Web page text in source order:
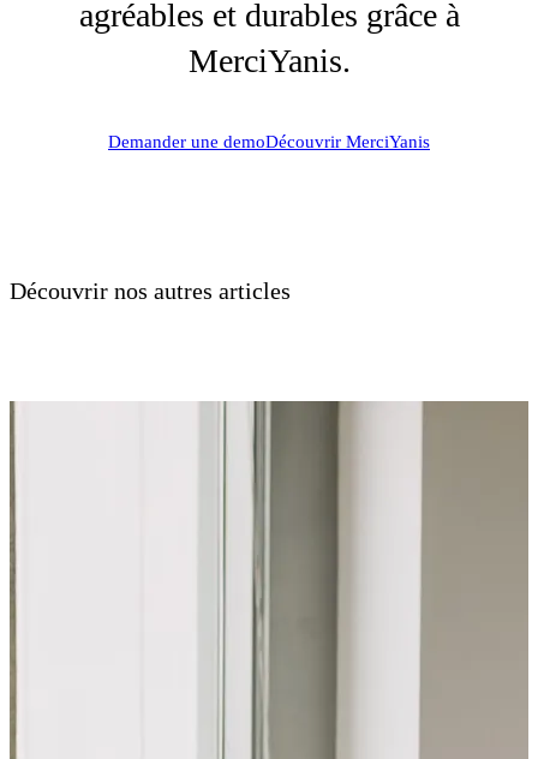
agréables et durables grâce à
MerciYanis.
Demander une demoDécouvrir MerciYanis
Découvrir nos autres articles